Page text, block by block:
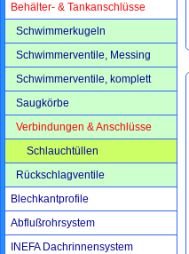
Behälter- & Tankanschlüsse
Schwimmerkugeln
Schwimmerventile, Messing
Schwimmerventile, komplett
Saugkörbe
Verbindungen & Anschlüsse
Schlauchtüllen
Rückschlagventile
Blechkantprofile
Abflußrohrsystem
INEFA Dachrinnensystem